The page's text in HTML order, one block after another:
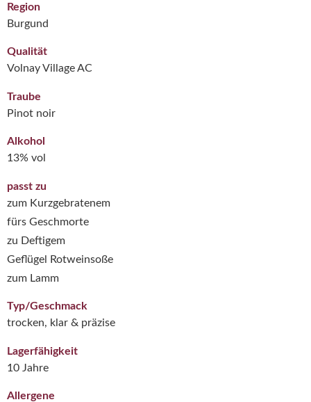
Region
Burgund
Qualität
Volnay Village AC
Traube
Pinot noir
Alkohol
13% vol
passt zu
zum Kurzgebratenem
fürs Geschmorte
zu Deftigem
Geflügel Rotweinsoße
zum Lamm
Typ/Geschmack
trocken, klar & präzise
Lagerfähigkeit
10 Jahre
Allergene